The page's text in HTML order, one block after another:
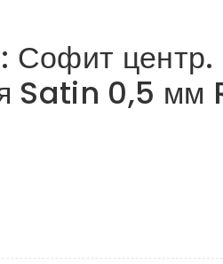
Софит центр.
Satin 0,5 мм